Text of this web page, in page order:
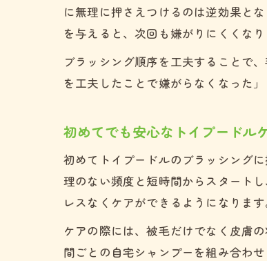
に無理に押さえつけるのは逆効果と
を与えると、次回も嫌がりにくくなり
ブラッシング順序を工夫することで
を工夫したことで嫌がらなくなった」
初めてでも安心なトイプードル
初めてトイプードルのブラッシング
理のない頻度と短時間からスタート
レスなくケアができるようになります
ケアの際には、被毛だけでなく皮膚
間ごとの自宅シャンプーを組み合わ